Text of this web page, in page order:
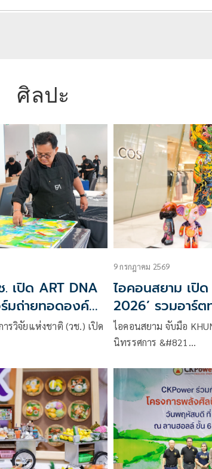
ศิลปะ
เปิด ART DNA
มถ่ายทอดองค์
ฐกิจสร้างสรรค์
รวิจัยแห่งชาติ (วช.) เปิด
9 กรกฎาคม 2569
ไอคอนสยาม เปิ
2026’ รวมอาร์
33 ศิลปินไทย เติ
สไตล์
ไอคอนสยาม จับมือ
นิทรรศการ &#821…